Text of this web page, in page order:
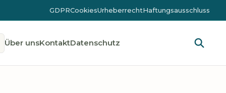
GDPRCookiesUrheberrechtHaftungsausschluss
Über unsKontaktDatenschutz